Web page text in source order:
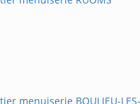
menuiserie BOULIEU-LES-